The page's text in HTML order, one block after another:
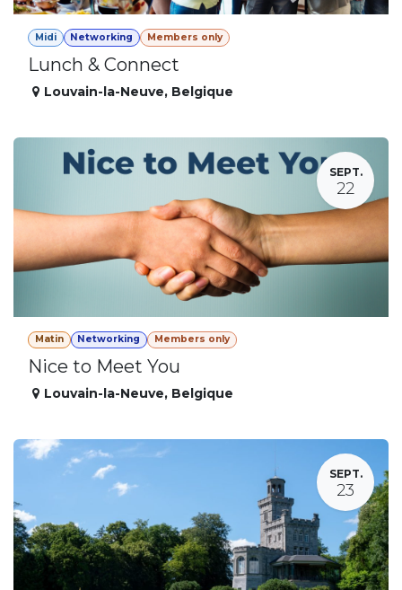
Midi Networking Members only
Lunch & Connect
Louvain-la-Neuve, Belgique
SEPT.
22
Matin Networking Members only
Nice to Meet You
Louvain-la-Neuve, Belgique
SEPT.
23